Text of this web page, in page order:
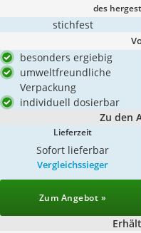
des
stichfest
besonders ergiebig
umweltfreundliche
Verpackung
individuell dosierbar
Zu den
Lieferzeit
Sofort lieferbar
Vergleichssieger
Zum Angebot »